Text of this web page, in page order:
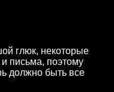
глюк, некоторые
письма, поэтому
должно быть все